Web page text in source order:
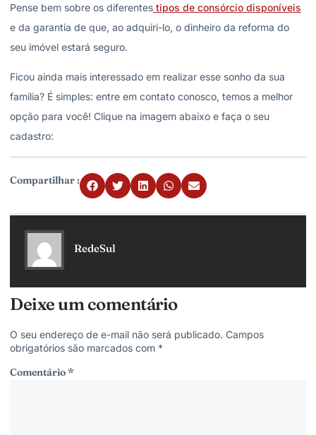
Pense bem sobre os diferentes tipos de consórcio disponíveis
e da garantia de que, ao adquiri-lo, o dinheiro da reforma do
seu imóvel estará seguro.
Ficou ainda mais interessado em realizar esse sonho da sua
família? É simples: entre em contato conosco, temos a melhor
opção para você! Clique na imagem abaixo e faça o seu
cadastro:
Compartilhar :
RedeSul
Deixe um comentário
O seu endereço de e-mail não será publicado. Campos
obrigatórios são marcados com *
Comentário*